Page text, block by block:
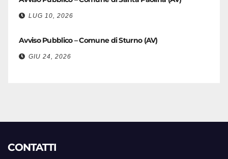
LUG 10, 2026
Avviso Pubblico – Comune di Sturno (AV)
GIU 24, 2026
CONTATTI